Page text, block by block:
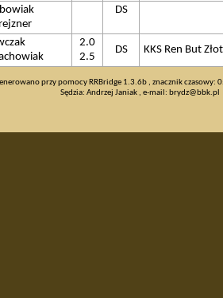
DS
2.0
DS KKS Ren But
2.5
przy pomocy RRBridge 1.3.6b , znacznik czasowy:
Sędzia: Andrzej Janiak , e-mail: brydz@bbk.pl